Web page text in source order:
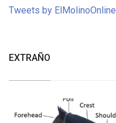
Tweets by ElMolinoOnline
EXTRAÑO